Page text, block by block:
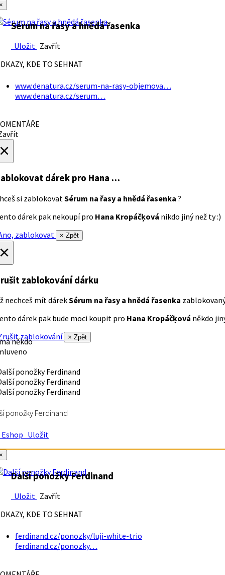
Sérum na řasy a hnědá řasenka
Uložit Zavřít
KDE TO SEHNAT
www.denatura.cz/serum-na-rasy-objemova…
www.denatura.cz/serum…
dárek pro Hana …
si zablokovatSérum na řasy a hnědá řasenka ?
dárek pak nekoupí pro Hana Kropáčķová nikdo jiný než ty :)
zablokovat
× Zpět
zablokování dárku
nechceš mít dárekSérum na řasy a hnědá řasenka
dárek pak bude moci koupit pro Hana Kropáčķová někdo
zablokování
× Zpět
někdo
ponožky Ferdinand
Uložit
Další ponožky Ferdinand
Uložit Zavřít
KDE TO SEHNAT
ferdinand.cz/ponozky/luji-white-trio
ferdinand.cz/ponozky…